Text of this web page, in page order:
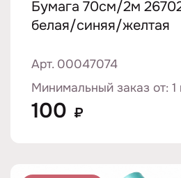
Бумага 70см/2м
белая/синяя/желтая
Арт. 00047074
Минимальный заказ от: 1
100 ₽